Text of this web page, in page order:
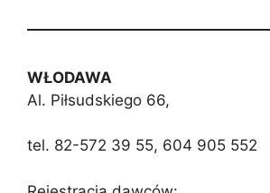
WŁODAWA
Al. Piłsudskiego 66,
tel. 82-572 39 55, 604 905 552